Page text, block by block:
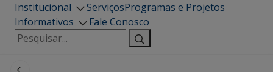
Institucional ServiçosProgramas e Projetos
Informativos
Fale Conosco
Pesquisar
por: